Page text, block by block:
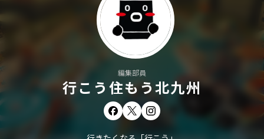
編集部員
行こう住もう北九州